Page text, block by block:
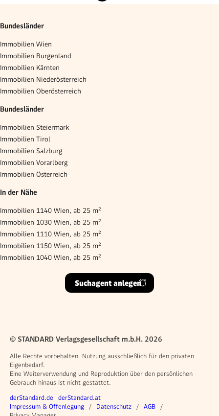
Bundesländer
Immobilien Wien
Immobilien Burgenland
Immobilien Kärnten
Immobilien Niederösterreich
Immobilien Oberösterreich
Bundesländer
Immobilien Steiermark
Immobilien Tirol
Immobilien Salzburg
Immobilien Vorarlberg
Immobilien Österreich
In der Nähe
Immobilien 1140 Wien, ab 25 m²
Immobilien 1030 Wien, ab 25 m²
Immobilien 1110 Wien, ab 25 m²
Immobilien 1150 Wien, ab 25 m²
Immobilien 1040 Wien, ab 25 m²
Suchagent anlegen
© STANDARD Verlagsgesellschaft m.b.H. 2026
Alle Rechte vorbehalten. Nutzung ausschließlich für den privaten
Eigenbedarf.
Eine Weiterverwendung und Reproduktion über den persönlichen
Gebrauch hinaus ist nicht gestattet.
Weitere Angebote
derStandard.de derStandard.at
Rechtliches
Impressum & Offenlegung Datenschutz
AGB